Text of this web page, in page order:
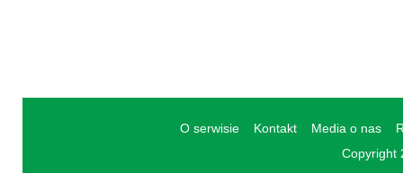
O serwisie Kontakt Media o nas
Copyright